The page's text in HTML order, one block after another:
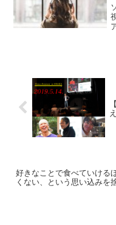
好きなことで食べていける
くない、という思い込みを